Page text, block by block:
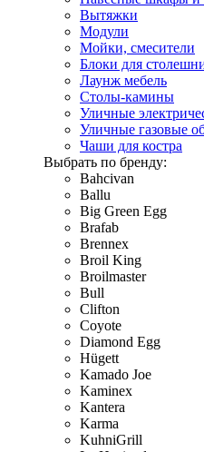
Вытяжки
Модули
Мойки, смесители
Блоки для
Лаунж мебель
Столы-камины
Уличные
Уличные газовые
Чаши для костра
Выбрать по бренду:
Bahcivan
Ballu
Big Green Egg
Brafab
Brennex
Broil King
Broilmaster
Bull
Clifton
Coyote
Diamond Egg
Hügett
Kamado Joe
Kaminex
Kantera
Karma
KuhniGrill